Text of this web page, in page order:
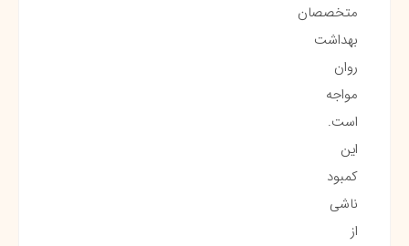
متخصصان
بهداشت
روان
مواجه
است.
این
کمبود
ناشی
از